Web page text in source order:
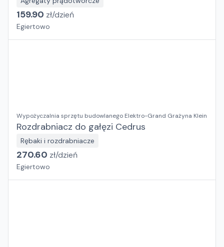
159.90 zł/dzień
Egiertowo
Wypożyczalnia sprzętu budowlanego Elektro-Grand Grażyna Klein
Rozdrabniacz do gałęzi Cedrus
Rębaki i rozdrabniacze
270.60 zł/dzień
Egiertowo